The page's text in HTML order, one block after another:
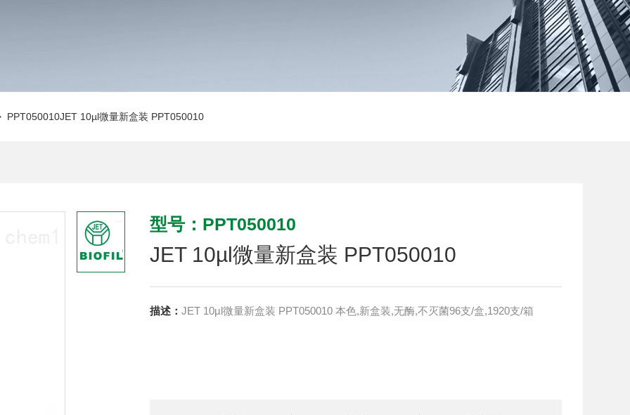
10µl微量新盒装 PPT050010
型号：PPT050010
JET 10µl微量新盒装 PPT050010
描述： JET 10µl微量新盒装 PPT050010 本色,新盒装,无酶,不灭菌96支/盒,1920支/箱